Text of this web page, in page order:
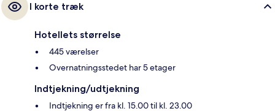
I korte træk
Hotellets størrelse
445 værelser
Overnatningsstedet har 5 etager
Indtjekning/udtjekning
Indtjekning er fra kl. 15.00 til kl. 23.00